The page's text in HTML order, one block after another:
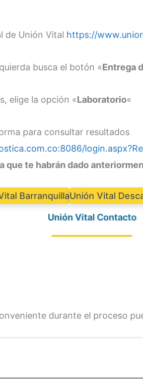
de Unión Vital https://
busca el botón «Entrega
elige la opción «Laboratorio«
para consultar resultados
que te habrán dado
BarranquillaUnión Vital
Unión Vital Contacto
durante el proceso